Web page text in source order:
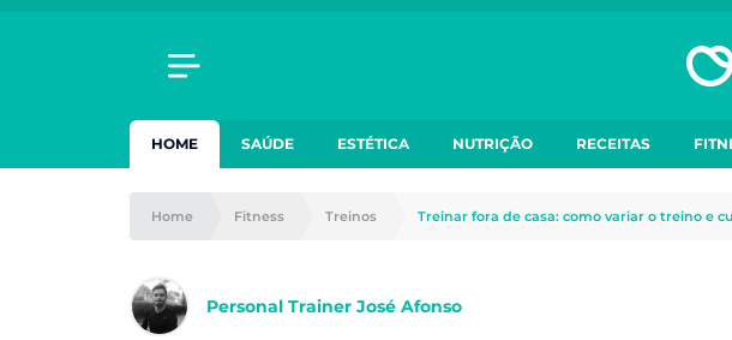
HOME SAÚDE ESTÉTICA NUTRIÇÃO RECEITAS
Home Fitness Treinos Treinar fora de casa: como variar o treino e
Personal Trainer José Afonso